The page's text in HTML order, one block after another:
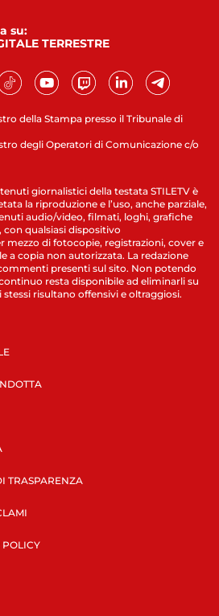
della Stampa presso il Tribunale di
degli Operatori di Comunicazione c/o
su:
TERRESTRE
giornalistici della testata STILETV è
la riproduzione e l’uso, anche parziale,
audio/video, filmati, loghi, grafiche
qualsiasi dispositivo
mezzo di fotocopie, registrazioni, cover e
a copia non autorizzata. La redazione
presenti sul sito. Non potendo
resta disponibile ad eliminarli su
stessi risultano offensivi e oltraggiosi.
TRASPARENZA